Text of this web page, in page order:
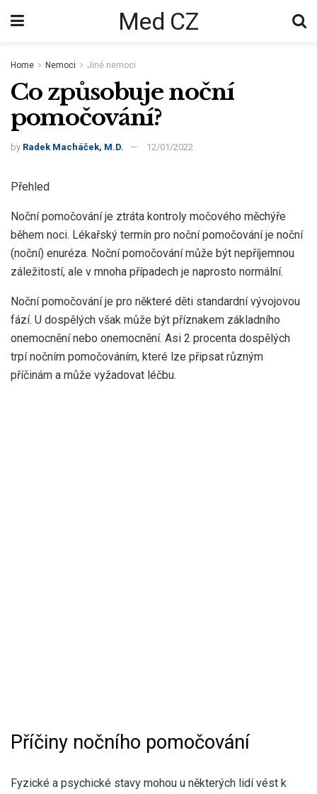
Med CZ
Home Nemoci Jiné nemoci
Co způsobuje noční
pomočování?
by Radek Macháček, M.D. 12/01/2022
Přehled
Noční pomočování je ztráta kontroly močového měchýře
během noci. Lékařský termín pro noční pomočování je noční
(noční) enuréza. Noční pomočování může být nepříjemnou
záležitostí, ale v mnoha případech je naprosto normální.
Noční pomočování je pro některé děti standardní vývojovou
fází. U dospělých však může být příznakem základního
onemocnění nebo onemocnění. Asi 2 procenta dospělých
trpí nočním pomočováním, které lze připsat různým
příčinám a může vyžadovat léčbu.
Příčiny nočního pomočování
Fyzické a psychické stavy mohou u některých lidí vést k